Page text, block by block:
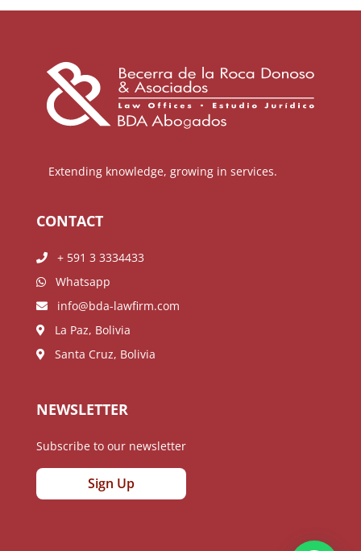
Extending knowledge, growing in services.
CONTACT
+ 591 3 3334433
Whatsapp
info@bda-lawfirm.com
La Paz, Bolivia
Santa Cruz, Bolivia
NEWSLETTER
Subscribe to our newsletter
Sign Up